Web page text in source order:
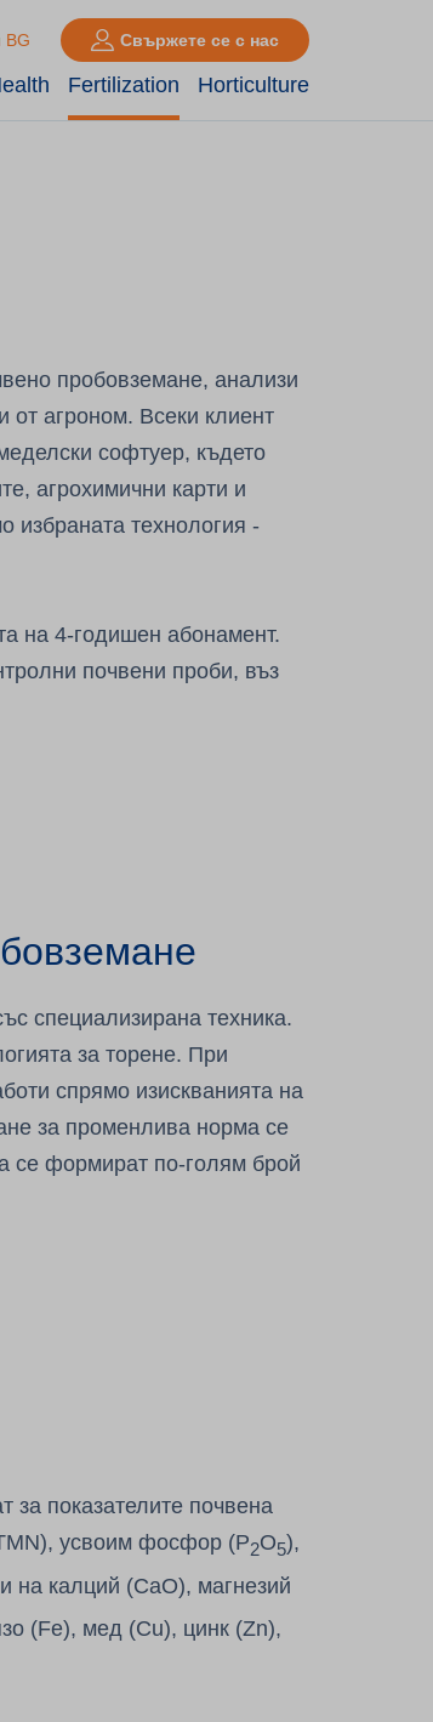
BG Свържете се с нас
Fertilization Horticulture
пробовземане, анализи
от агроном. Всеки клиент
софтуер, където
агрохимични карти и
избраната технология -
на 4-годишен абонамент.
почвени проби, въз
специализирана техника.
за торене. При
спрямо изискванията на
за променлива норма се
се формират по-голям брой
за показателите почвена
усвоим фосфор (P2O5),
на калций (CaO), магнезий
(Fe), мед (Cu), цинк (Zn),